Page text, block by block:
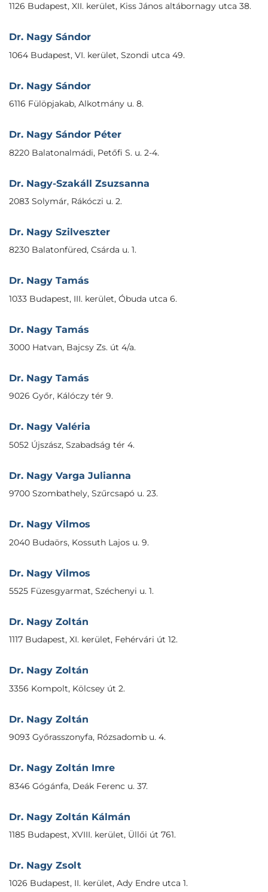
1126 Budapest, XII. kerület, Kiss János altábornagy utca 38.
Dr. Nagy Sándor
1064 Budapest, VI. kerület, Szondi utca 49.
Dr. Nagy Sándor
6116 Fülöpjakab, Alkotmány u. 8.
Dr. Nagy Sándor Péter
8220 Balatonalmádi, Petőfi S. u. 2-4.
Dr. Nagy-Szakáll Zsuzsanna
2083 Solymár, Rákóczi u. 2.
Dr. Nagy Szilveszter
8230 Balatonfüred, Csárda u. 1.
Dr. Nagy Tamás
1033 Budapest, III. kerület, Óbuda utca 6.
Dr. Nagy Tamás
3000 Hatvan, Bajcsy Zs. út 4/a.
Dr. Nagy Tamás
9026 Győr, Kálóczy tér 9.
Dr. Nagy Valéria
5052 Újszász, Szabadság tér 4.
Dr. Nagy Varga Julianna
9700 Szombathely, Szűrcsapó u. 23.
Dr. Nagy Vilmos
2040 Budaörs, Kossuth Lajos u. 9.
Dr. Nagy Vilmos
5525 Füzesgyarmat, Széchenyi u. 1.
Dr. Nagy Zoltán
1117 Budapest, XI. kerület, Fehérvári út 12.
Dr. Nagy Zoltán
3356 Kompolt, Kölcsey út 2.
Dr. Nagy Zoltán
9093 Győrasszonyfa, Rózsadomb u. 4.
Dr. Nagy Zoltán Imre
8346 Gógánfa, Deák Ferenc u. 37.
Dr. Nagy Zoltán Kálmán
1185 Budapest, XVIII. kerület, Üllői út 761.
Dr. Nagy Zsolt
1026 Budapest, II. kerület, Ady Endre utca 1.